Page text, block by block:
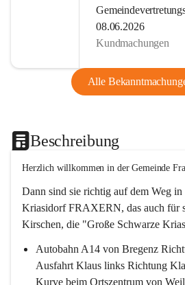
08.06.2026
Kundmachungen
Alle
Beschreibung
Herzlich willkommen in der Gemeinde
Dann sind sie richtig auf dem Weg in
Kriasidorf FRAXERN, das auch für
Kirschen, die "Große Schwarze
Autobahn A14 von Bregenz
Ausfahrt Klaus links Richtung
Kurve beim Ortszentrum von